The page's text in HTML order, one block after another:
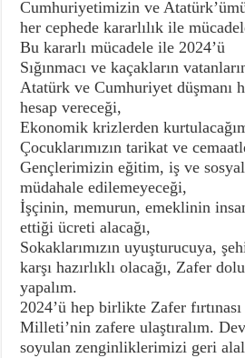
Cumhuriyetimizin ve
her cephede kararlılık ile
Bu kararlı mücadele ile 2024’ü
Sığınmacı ve kaçakların
Atatürk ve Cumhuriyet düşmanı
hesap vereceği,
Ekonomik krizlerden
Çocuklarımızın tarikat ve
Gençlerimizin eğitim, iş ve sosyal
müdahale edilemeyeceği,
İşçinin, memurun, emeklinin
ettiği ücreti alacağı,
Sokaklarımızın uyuşturucuya,
karşı hazırlıklı olacağı, Zafer
yapalım.
2024’ü hep birlikte Zafer
Milleti’nin zafere ulaştıralım.
soyulan zenginliklerimizi geri